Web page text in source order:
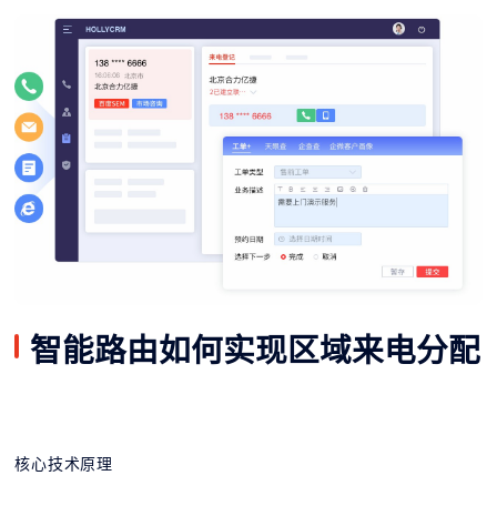
智能路由如何实现区域来电分配
核心技术原理